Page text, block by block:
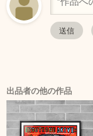
出品者の他の作品